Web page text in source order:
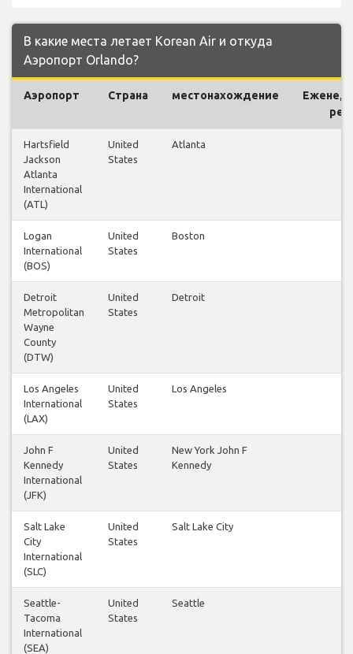
В какие места летает Korean Air и откуда
Аэропорт Orlando?
Аэропорт Страна местонахождение
Hartsfield
Jackson
Atlanta
International
(ATL)
United
States
Atlanta
Logan
International
(BOS)
United
States
Boston
Detroit
Metropolitan
Wayne
County
(DTW)
United
States
Detroit
Los Angeles
International
(LAX)
United
States
Los Angeles
John F
Kennedy
International
(JFK)
United
States
New York John F
Kennedy
Salt Lake
City
International
(SLC)
United
States
Salt Lake City
Seattle-
Tacoma
International
(SEA)
United
States
Seattle